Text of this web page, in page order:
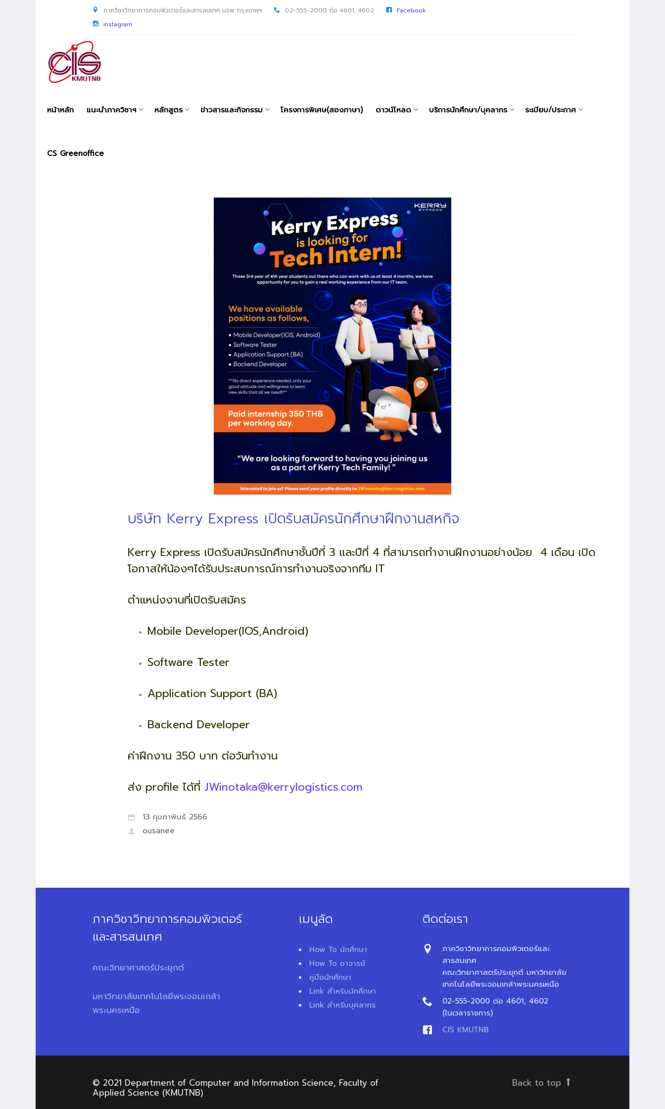
ภาควิชาวิทยาการคอมพิวเตอร์และสารสนเทศ มจพ. กรุงเทพฯ 02-555-2000 ต่อ 4601, 4602
Facebook
instagram
หน้าหลัก แนะนำภาควิชาฯ หลักสูตร ข่าวสารและกิจกรรม โครงการพิเศษ(สองภาษา) ดาวน์โหลด บริการนักศึกษา/บุคลากร ระเบียบ/ประกาศ
CS Greenoffice
บริษัท Kerry Express เปิดรับสมัครนักศึกษาฝึกงานสหกิจ
Kerry Express เปิดรับสมัครนักศึกษาชั้นปีที่ 3 และปีที่ 4 ที่สามารถทำงานฝึกงานอย่างน้อย 4 เดือน เปิด
โอกาสให้น้องๆได้รับประสบการณ์การทำงานจริงจากทีม IT
ตำแหน่งงานที่เปิดรับสมัคร
Mobile Developer(IOS,Android)
Software Tester
Application Support (BA)
Backend Developer
ค่าฝึกงาน 350 บาท ต่อวันทำงาน
ส่ง profile ได้ที่ JWinotaka@kerrylogistics.com
13 กุมภาพันธ์ 2566
ousanee
ภาควิชาวิทยาการคอมพิวเตอร์
และสารสนเทศ
คณะวิทยาศาสตร์ประยุกต์
มหาวิทยาลัยเทคโนโลยีพระจอมเกล้า
พระนครเหนือ
เมนูลัด
How To นักศึกษา
How To อาจารย์
คู่มือนักศึกษา
Link สำหรับนักศึกษา
Link สำหรับบุคลากร
ติดต่อเรา
ภาควิชาวิทยาการคอมพิวเตอร์และ
สารสนเทศ
คณะวิทยาศาสตร์ประยุกต์ มหาวิทยาลัย
เทคโนโลยีพระจอมเกล้าพระนครเหนือ
02-555-2000 ต่อ 4601, 4602
(ในเวลาราชการ)
CIS KMUTNB
© 2021 Department of Computer and Information Science, Faculty of
Applied Science (KMUTNB)
Back to top